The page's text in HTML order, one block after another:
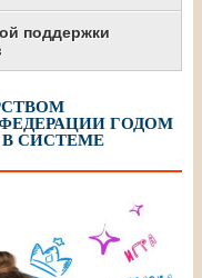
поддержки
ГОДОМ
СИСТЕМЕ